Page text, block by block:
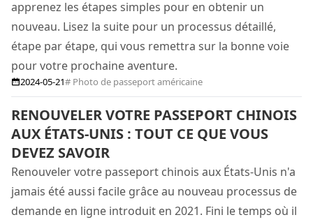
apprenez les étapes simples pour en obtenir un
nouveau. Lisez la suite pour un processus détaillé,
étape par étape, qui vous remettra sur la bonne voie
pour votre prochaine aventure.
2024-05-21# Photo de passeport américaine
RENOUVELER VOTRE PASSEPORT CHINOIS
AUX ÉTATS-UNIS : TOUT CE QUE VOUS
DEVEZ SAVOIR
Renouveler votre passeport chinois aux États-Unis n'a
jamais été aussi facile grâce au nouveau processus de
demande en ligne introduit en 2021. Fini le temps où il